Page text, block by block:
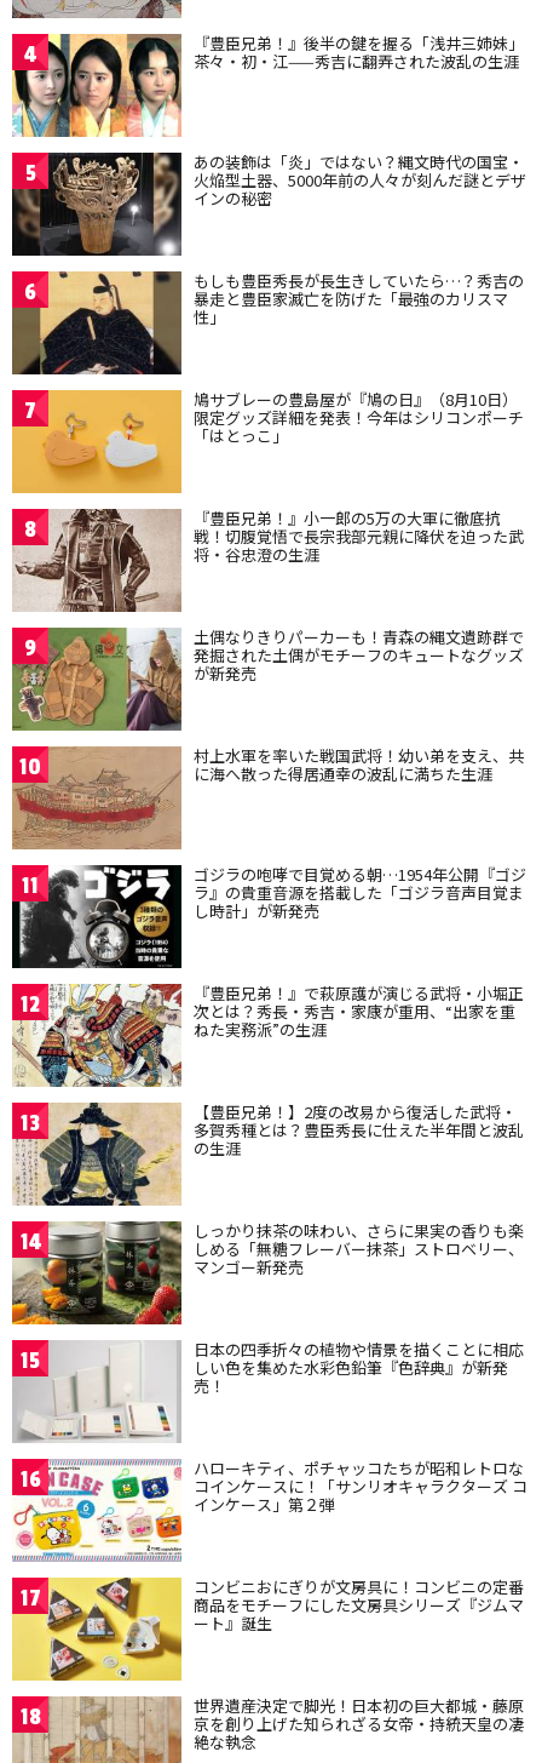
4 『豊臣兄弟！』後半の鍵を握る「浅井三姉妹」
茶々・初・江——秀吉に翻弄された波乱の生涯
5 あの装飾は「炎」ではない？縄文時代の国宝・
火焔型土器、5000年前の人々が刻んだ謎とデザ
インの秘密
6 もしも豊臣秀長が長生きしていたら…？秀吉の
暴走と豊臣家滅亡を防げた「最強のカリスマ
性」
7 鳩サブレーの豊島屋が『鳩の日』（8月10日）
限定グッズ詳細を発表！今年はシリコンポーチ
「はとっこ」
8 『豊臣兄弟！』小一郎の5万の大軍に徹底抗
戦！切腹覚悟で長宗我部元親に降伏を迫った武
将・谷忠澄の生涯
9 土偶なりきりパーカーも！青森の縄文遺跡群で
発掘された土偶がモチーフのキュートなグッズ
が新発売
10 村上水軍を率いた戦国武将！幼い弟を支え、共
に海へ散った得居通幸の波乱に満ちた生涯
11 ゴジラの咆哮で目覚める朝…1954年公開『ゴジ
ラ』の貴重音源を搭載した「ゴジラ音声目覚ま
し時計」が新発売
12 『豊臣兄弟！』で萩原護が演じる武将・小堀正
次とは？秀長・秀吉・家康が重用、“出家を重
ねた実務派”の生涯
13 【豊臣兄弟！】2度の改易から復活した武将・
多賀秀種とは？豊臣秀長に仕えた半年間と波乱
の生涯
14 しっかり抹茶の味わい、さらに果実の香りも楽
しめる「無糖フレーバー抹茶」ストロベリー、
マンゴー新発売
15 日本の四季折々の植物や情景を描くことに相応
しい色を集めた水彩色鉛筆『色辞典』が新発
売！
16 ハローキティ、ポチャッコたちが昭和レトロな
コインケースに！「サンリオキャラクターズ コ
インケース」第２弾
17 コンビニおにぎりが文房具に！コンビニの定番
商品をモチーフにした文房具シリーズ『ジムマ
ート』誕生
18 世界遺産決定で脚光！日本初の巨大都城・藤原
京を創り上げた知られざる女帝・持統天皇の凄
絶な執念